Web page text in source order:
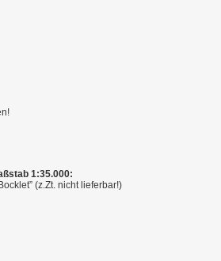
1:35.000:
(z.Zt. nicht lieferbar!)